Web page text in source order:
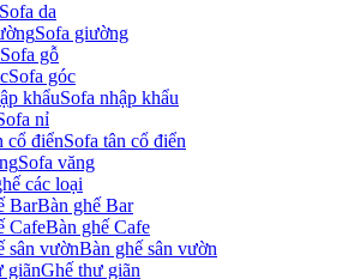
Sofa da
Sofa giường
Sofa gỗ
Sofa góc
Sofa nhập khẩu
nỉ
Sofa tân cổ điển
Sofa văng
các loại
Bàn ghế Bar
Bàn ghế Cafe
Bàn ghế sân vườn
Ghế thư giãn